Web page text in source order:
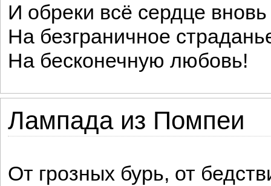
И обреки всё сердце вновь
На безграничное
На бесконечную любовь!
Лампада из Помпеи
От грозных бурь, от